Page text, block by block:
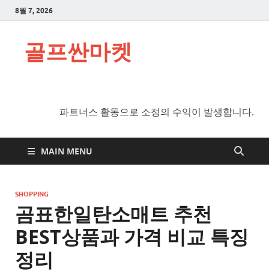
8월 7, 2026
골프싼마켓
파트너스 활동으로 소정의 수익이 발생합니다.
MAIN MENU
SHOPPING
곰표한일탄소매트 추천
BEST상품과 가격 비교 특징
정리